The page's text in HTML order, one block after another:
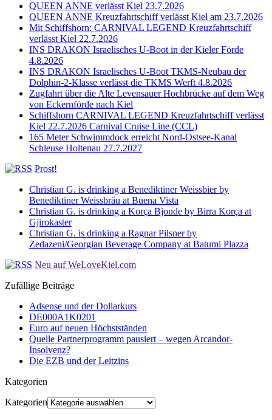
QUEEN ANNE verlässt Kiel 23.7.2026
QUEEN ANNE Kreuzfahrtschiff verlässt Kiel am 23.7.2026
Mit Schiffshorn: CARNIVAL LEGEND Kreuzfahrtschiff
verlässt Kiel 22.7.2026
INS DRAKON Israelisches U-Boot in der Kieler Förde
4.8.2026
INS DRAKON Israelisches U-Boot TKMS-Neubau der
Dolphin-2-Klasse verlässt die TKMS Werft 4.8.2026
Zugfahrt über die Alte Levensauer Hochbrücke auf dem Weg
von Eckernförde nach Kiel
Schiffshorn CARNIVAL LEGEND Kreuzfahrtschiff verlässt
Kiel 22.7.2026 Carnival Cruise Line (CCL)
165 Meter Schwimmdock erreicht Nord-Ostsee-Kanal
Schleuse Holtenau 27.7.2027
Prost!
Christian G. is drinking a Benediktiner Weissbier by
Benediktiner Weissbräu at Buena Vista
Christian G. is drinking a Korça Bjonde by Birra Korça at
Gjirokaster
Christian G. is drinking a Ragnar Pilsner by
Zedazeni/Georgian Beverage Company at Batumi Plazza
Neu auf WeLoveKiel.com
Zufällige Beiträge
Adsense und der Dollarkurs
DE000A1K0201
Euro auf neuen Höchstständen
Quelle Partnerprogramm pausiert – wegen Arcandor-
Insolvenz?
Die EZB und der Leitzins
Kategorien
Kategorien